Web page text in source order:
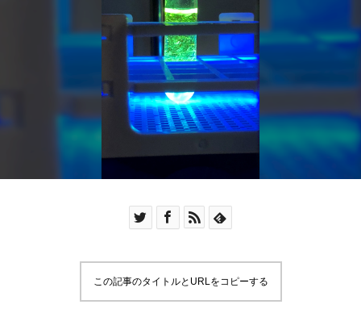
この記事のタイトルとURLをコピーする